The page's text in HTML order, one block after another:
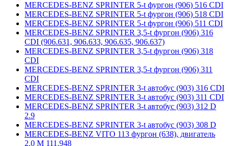
MERCEDES-BENZ SPRINTER 5-t фургон (906) 516 CDI
MERCEDES-BENZ SPRINTER 5-t фургон (906) 518 CDI
MERCEDES-BENZ SPRINTER 5-t фургон (906) 511 CDI
MERCEDES-BENZ SPRINTER 3,5-t фургон (906) 316
CDI (906.631, 906.633, 906.635, 906.637)
MERCEDES-BENZ SPRINTER 3,5-t фургон (906) 318
CDI
MERCEDES-BENZ SPRINTER 3,5-t фургон (906) 311
CDI
MERCEDES-BENZ SPRINTER 3-t автобус (903) 316 CDI
MERCEDES-BENZ SPRINTER 3-t автобус (903) 311 CDI
MERCEDES-BENZ SPRINTER 3-t автобус (903) 312 D
2.9
MERCEDES-BENZ SPRINTER 3-t автобус (903) 308 D
MERCEDES-BENZ VITO 113 фургон (638), двигатель
2.0 М 111.948